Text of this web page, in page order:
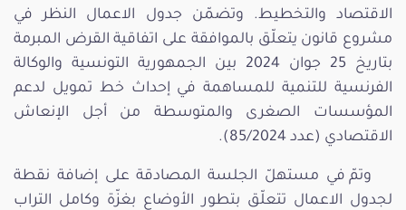
الاقتصاد والتخطيط. وتضمّن جدول الاعمال النظر في
مشروع قانون يتعلّق بالموافقة على اتفاقية القرض المبرمة
بتاريخ 25 جوان 2024 بين الجمهورية التونسية والوكالة
الفرنسية للتنمية للمساهمة في إحداث خط تمويل لدعم
المؤسسات الصغرى والمتوسطة من أجل الإنعاش
الاقتصادي (عدد 85/2024).
وتمّ في مستهلّ الجلسة المصادقة على إضافة نقطة
لجدول الاعمال تتعلّق بتطور الأوضاع بغزّة وكامل التراب